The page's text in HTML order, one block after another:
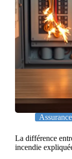
La différence
incendie